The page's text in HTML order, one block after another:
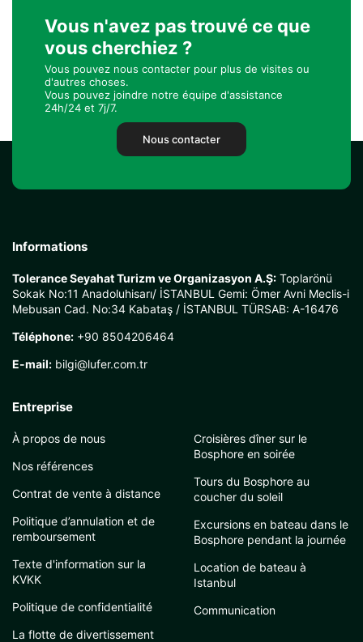
Vous n'avez pas trouvé ce que
vous cherchiez ?
Vous pouvez nous contacter pour plus de visites ou
d'autres choses.
Vous pouvez joindre notre équipe d'assistance
24h/24 et 7j/7.
Nous contacter
Informations
Tolerance Seyahat Turizm ve Organizasyon A.Ş: Toplarönü
Sokak No:11 Anadoluhisarı/ İSTANBUL Gemi: Ömer Avni Meclis-i
Mebusan Cad. No:34 Kabataş / İSTANBUL TÜRSAB: A-16476
Téléphone: +90 8504206464
E-mail: bilgi@lufer.com.tr
Entreprise
À propos de nous
Nos références
Contrat de vente à distance
Politique d’annulation et de
remboursement
Texte d'information sur la
KVKK
Politique de confidentialité
La flotte de divertissement
Croisières dîner sur le
Bosphore en soirée
Tours du Bosphore au
coucher du soleil
Excursions en bateau dans le
Bosphore pendant la journée
Location de bateau à
Istanbul
Communication